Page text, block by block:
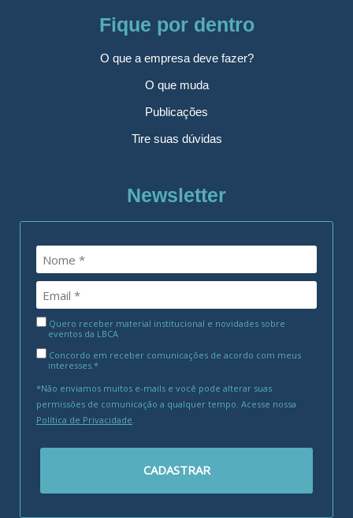
Fique por dentro
O que a empresa deve fazer?
O que muda
Publicações
Tire suas dúvidas
Newsletter
Quero receber material institucional e novidades sobre
eventos da LBCA
Concordo em receber comunicações de acordo com meus
interesses.*
*Não enviamos muitos e-mails e você pode alterar suas
permissões de comunicação a qualquer tempo. Acesse nossa
Política de Privacidade
CADASTRAR